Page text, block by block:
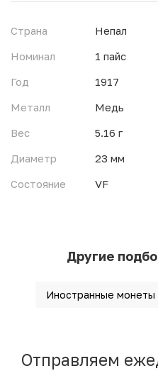
2ч.
Страна
Непал
Номинал
1 пайс
Год
1917
Металл
Медь
Вес
5.16 г
Диаметр
23 мм
Состояние
VF
Другие
Иностранные монеты
Отправляем